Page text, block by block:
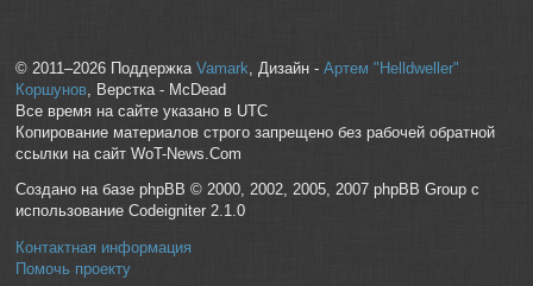
© 2011–2026 Поддержка Vamark, Дизайн - Артем "Helldweller"
Коршунов, Верстка - McDead
Все время на сайте указано в UTC
Копирование материалов строго запрещено без рабочей обратной
ссылки на сайт WoT-News.Com
Создано на базе phpBB © 2000, 2002, 2005, 2007 phpBB Group с
использование Codeigniter 2.1.0
Контактная информация
Помочь проекту